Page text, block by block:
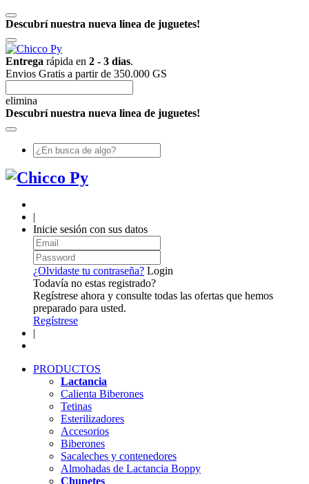
Descubrí nuestra nueva linea de juguetes!
Entrega rápida en 2 - 3 dias.
Envios Gratis a partir de 350.000 GS
elimina
Descubrí nuestra nueva linea de juguetes!
|
Inicie sesión con sus datos
¿Olvidaste tu contraseña? Login
Todavía no estas registrado?
Regístrese ahora y consulte todas las ofertas que hemos
preparado para usted.
Regístrese
|
PRODUCTOS
Lactancia
Calienta Biberones
Tetinas
Esterilizadores
Accesorios
Biberones
Sacaleches y contenedores
Almohadas de Lactancia Boppy
Chupetes